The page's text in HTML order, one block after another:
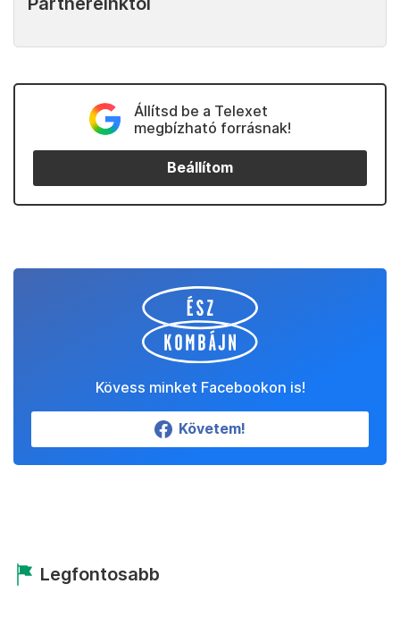
Állítsd be a Telexet
megbízható forrásnak!
Beállítom
Kövess minket Facebookon is!
Követem!
Legfontosabb